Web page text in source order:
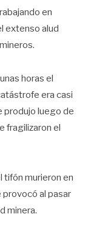
en
extenso alud
horas el
era casi
produjo luego de
fragilizaron el
tifón murieron en
al pasar
minera.